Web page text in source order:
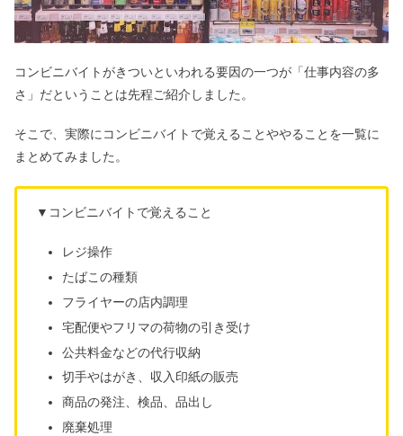
コンビニバイトがきついといわれる要因の一つが「仕事内容の多
さ」だということは先程ご紹介しました。
そこで、実際にコンビニバイトで覚えることややることを一覧に
まとめてみました。
▼コンビニバイトで覚えること
レジ操作
たばこの種類
フライヤーの店内調理
宅配便やフリマの荷物の引き受け
公共料金などの代行収納
切手やはがき、収入印紙の販売
商品の発注、検品、品出し
廃棄処理